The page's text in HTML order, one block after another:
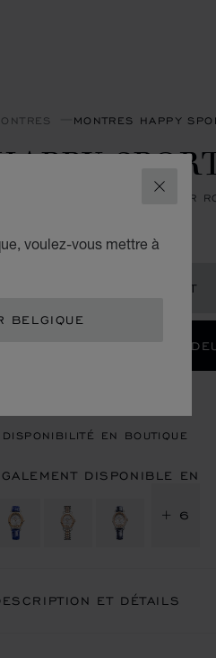
FERMER
voulez-vous mettre à
BELGIQUE
MONTRES HAPPY
X 31 MM, AUTOMATIQUE, OR
28,700
EXPRIMER VOTRE INTÉRÊT
CONTACTER UN
DISPONIBILITÉ EN BOUTIQUE
DISPONIBLE EN
+ 6
ET DÉTAILS